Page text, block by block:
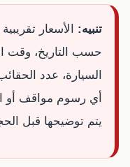
تنبيه: الأسعار
حسب التاريخ، وقت
السيارة، عدد
أي رسوم مواقف أو
يتم توضيحها قبل